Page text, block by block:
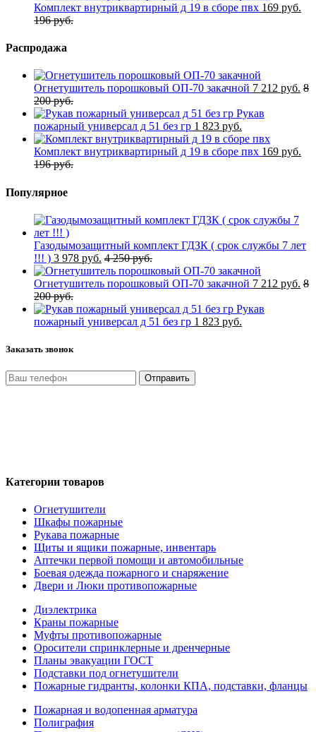
Комплект внутриквартирный д 19 в сборе пвх 169 руб.
196 руб.
Распродажа
Огнетушитель порошковый ОП-70 закачной 7 212 руб. 8
200 руб.
Рукав
пожарный универсал д 51 без гр 1 823 руб.
Комплект внутриквартирный д 19 в сборе пвх 169 руб.
196 руб.
Популярное
Газодымозащитный комплект ГДЗК ( срок службы 7 лет
!!! ) 3 978 руб. 4 250 руб.
Огнетушитель порошковый ОП-70 закачной 7 212 руб. 8
200 руб.
Рукав
пожарный универсал д 51 без гр 1 823 руб.
Заказать звонок
Отправить
Категории товаров
Огнетушители
Шкафы пожарные
Рукава пожарные
Щиты и ящики пожарные, инвентарь
Аптечки первой помощи и автомобильные
Боевая одежда пожарного и снаряжение
Двери и Люки противопожарные
Диэлектрика
Краны пожарные
Муфты противопожарные
Оросители спринклерные и дренчерные
Планы эвакуации ГОСТ
Подставки под огнетушители
Пожарные гидранты, колонки КПА, подставки, фланцы
Пожарная и водопенная арматура
Полиграфия